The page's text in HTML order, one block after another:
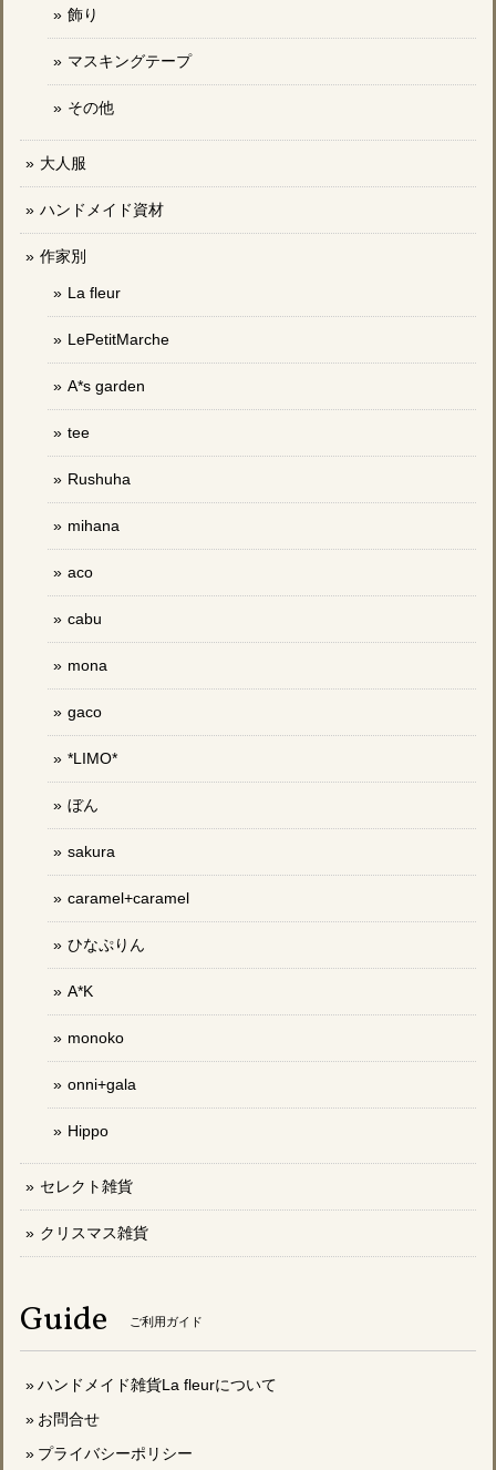
飾り
マスキングテープ
その他
大人服
ハンドメイド資材
作家別
La fleur
LePetitMarche
A*s garden
tee
Rushuha
mihana
aco
cabu
mona
gaco
*LIMO*
ぼん
sakura
caramel+caramel
ひなぷりん
A*K
monoko
onni+gala
Hippo
セレクト雑貨
クリスマス雑貨
Guide ご利用ガイド
ハンドメイド雑貨La fleurについて
お問合せ
プライバシーポリシー